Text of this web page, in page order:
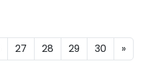
27 28 29 30 »